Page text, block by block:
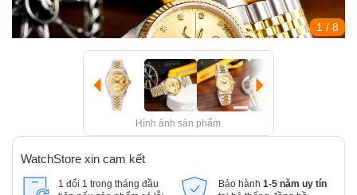
1 / 8
Hình ảnh sản phẩm
WatchStore xin cam kết
1 đổi 1 trong tháng đầu
Bảo hành 1-5 năm uy tín